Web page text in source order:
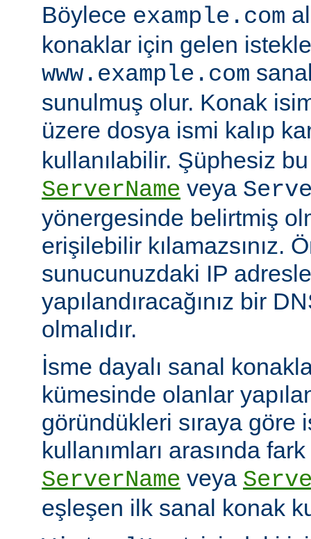
Böylece example.com
konaklar için gelen
www.example.com
sunulmuş olur. Konak
üzere dosya ismi kalıp
kullanılabilir. Şüphesiz
ServerName veya
yönergesinde belirtmiş
erişilebilir kılamazsınız.
sunucunuzdaki IP
yapılandıracağınız bir
olmalıdır.
İsme dayalı sanal
kümesinde olanlar
göründükleri sıraya göre
kullanımları arasında
ServerName veya
eşleşen ilk sanal konak